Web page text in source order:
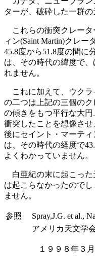
ターが、破砕した一群
これらの衝突クレータ
ィン(Saint Martin)クレ
45.8度から51.8度の間に
は、その時代の緯度で
れません。
これに加えて、ウクラ
の二つは上記の三個の
の傾きをもつ平行な大
衝突したことを想像さ
後にセイント・マーテ
は、その時代の経度で
よくわかっていません。
白亜紀の末に起こった
は起こらなかったので
ません。
参照
Spray,J.G. et al.,
アメリカ天文学
１９９８年３